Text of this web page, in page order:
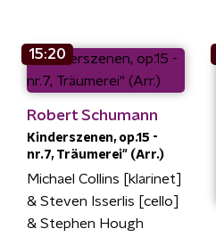
15:20
Robert Schumann
Kinderszenen, op.15 -
nr.7, Träumerei" (Arr.)
Michael Collins [klarinet]
& Steven Isserlis [cello]
& Stephen Hough